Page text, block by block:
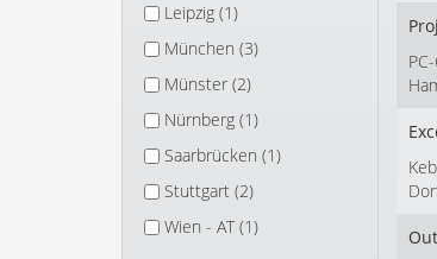
Leipzig (1)
München (3)
Münster (2)
Nürnberg (1)
Saarbrücken (1)
Stuttgart (2)
Wien - AT (1)